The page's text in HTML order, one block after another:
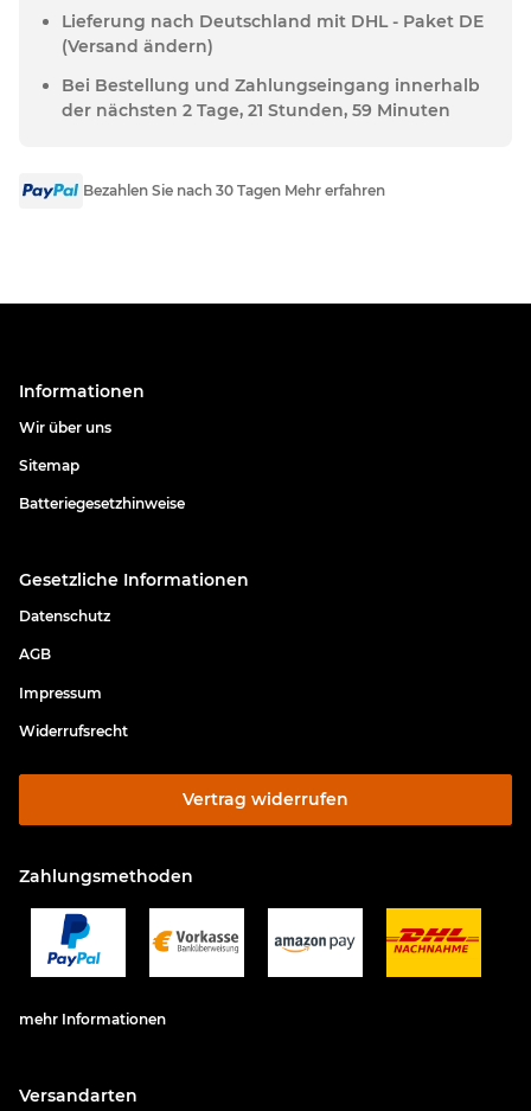
Lieferung nach Deutschland mit DHL - Paket DE
(Versand ändern)
Bei Bestellung und Zahlungseingang innerhalb
der nächsten 2 Tage, 21 Stunden, 59 Minuten
Bezahlen Sie nach 30 Tagen Mehr erfahren
Informationen
Wir über uns
Sitemap
Batteriegesetzhinweise
Gesetzliche Informationen
Datenschutz
AGB
Impressum
Widerrufsrecht
Vertrag widerrufen
Zahlungsmethoden
mehr Informationen
Versandarten